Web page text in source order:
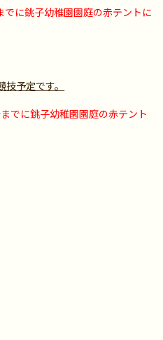
でに銚子幼稚園園庭の赤テントに
予定です。
でに銚子幼稚園園庭の赤テント